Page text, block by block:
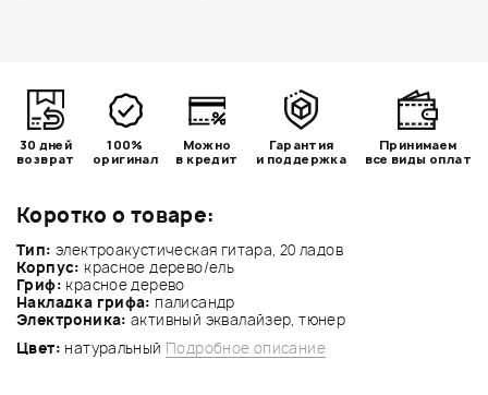
Коротко о товаре:
Тип: электроакустическая гитара, 20 ладов
Корпус: красное дерево/ель
Гриф: красное дерево
Накладка грифа: палисандр
Электроника:активный эквалайзер, тюнер
Цвет: натуральный Подробное описание
30 дней
возврат
100%
оригинал
Можно
в кредит
Гарантия
и поддержка
Принимаем
все виды оплат